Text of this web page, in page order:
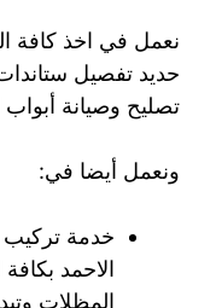
نعمل في اخذ كافة
حديد تفصيل
تصليح وصيانة
ونعمل أيضا في:
خدمة تركيب
الاحمد
المظلات